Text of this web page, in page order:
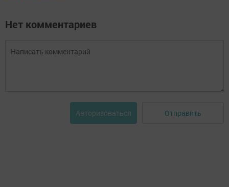
Нет комментариев
Авторизоваться Отправить